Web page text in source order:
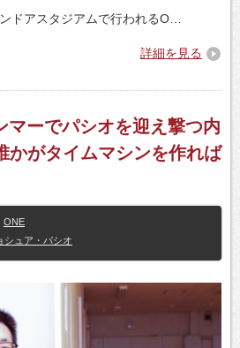
ドアスタジアムで行われるO…
詳細を見る
マーでパシオを迎え撃つ内
かがタイムマシンを作れば
ONE
シュア・パシオ